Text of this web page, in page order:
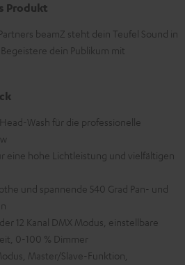
Produkt
beamZ steht dein Teufel Sound in
dein Publikum mit
Wash für die professionelle
eine hohe Lichtleistung und vielfältigen
und spannende 540 Grad Pan- und
12 Kanal DMX Modus, einstellbare
0-100 % Dimmer
Master/Slave-Funktion,